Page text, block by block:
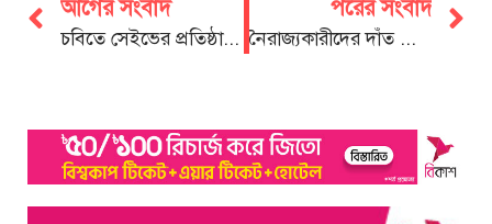
আগের সংবাদ
চবিতে সেইভের প্রতিষ্ঠাবার্ষিকীতে বৃক্ষরোপণ কর্মসূচি
পরের সংবাদ
নৈরাজ্যকারীদের দাঁত ভাঙ্গা জবাব দেওয়া হবে:মোতাহেরুল ইসলাম